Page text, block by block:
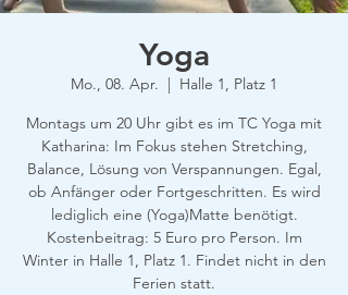
Yoga
Mo., 08. Apr.
  |
Halle 1, Platz 1
Montags um 20 Uhr gibt es im TC Yoga mit
Katharina: Im Fokus stehen Stretching,
Balance, Lösung von Verspannungen. Egal,
ob Anfänger oder Fortgeschritten. Es wird
lediglich eine (Yoga)Matte benötigt.
Kostenbeitrag: 5 Euro pro Person. Im
Winter in Halle 1, Platz 1. Findet nicht in den
Ferien statt.